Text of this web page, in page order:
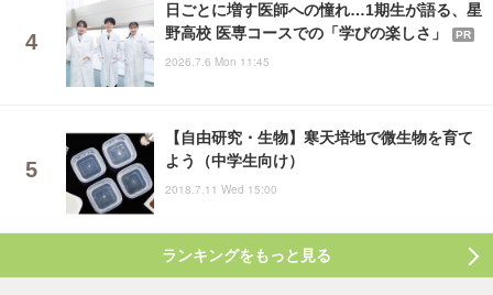
日ごとに増す医師への憧れ…1期生が語る、星
野高校 医専コースでの「学びの楽しさ」
PR
2026.7.6 Mon 11:45
【自由研究・生物】寒天培地で微生物を育て
よう（中学生向け）
2018.7.11 Wed 15:00
ランキングをもっと見る